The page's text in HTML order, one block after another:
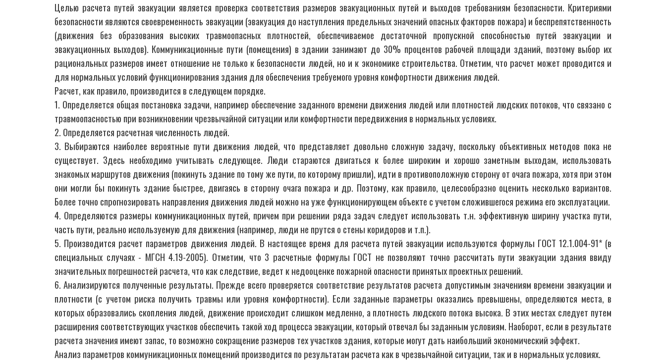
Целью расчета путей эвакуации является проверка соответствия размеров эвакуационных путей и выходов требованиям безопасности. Критериями
безопасности являются своевременность эвакуации (эвакуация до наступления предельных значений опасных факторов пожара) и беспрепятственность
(движения без образования высоких травмоопасных плотностей, обеспечиваемое достаточной пропускной способностью путей эвакуации и
эвакуационных выходов). Коммуникационные пути (помещения) в здании занимают до 30% процентов рабочей площади зданий, поэтому выбор их
рациональных размеров имеет отношение не только к безопасности людей, но и к экономике строительства. Отметим, что расчет может проводится и
для нормальных условий функционирования здания для обеспечения требуемого уровня комфортности движения людей.
Расчет, как правило, производится в следующем порядке.
1. Определяется общая постановка задачи, например обеспечение заданного времени движения людей или плотностей людских потоков, что связано с
травмоопасностью при возникновении чрезвычайной ситуации или комфортности передвижения в нормальных условиях.
2. Определяется расчетная численность людей.
3. Выбираются наиболее вероятные пути движения людей, что представляет довольно сложную задачу, поскольку объективных методов пока не
существует. Здесь необходимо учитывать следующее. Люди стараются двигаться к более широким и хорошо заметным выходам, использовать
знакомых маршрутов движения (покинуть здание по тому же пути, по которому пришли), идти в противоположную сторону от очага пожара, хотя при этом
они могли бы покинуть здание быстрее, двигаясь в сторону очага пожара и др. Поэтому, как правило, целесообразно оценить несколько вариантов.
Более точно спрогнозировать направления движения людей можно на уже функционирующем объекте с учетом сложившегося режима его эксплуатации.
4. Определяются размеры коммуникационных путей, причем при решении ряда задач следует использовать т.н. эффективную ширину участка пути,
часть пути, реально используемую для движения (например, люди не прутся о стены коридоров и т.п.).
5. Производится расчет параметров движения людей. В настоящее время для расчета путей эвакуации используются формулы ГОСТ 12.1.004-91* (в
специальных случаях - МГСН 4.19-2005). Отметим, что 3 расчетные формулы ГОСТ не позволяют точно рассчитать пути эвакуации здания ввиду
значительных погрешностей расчета, что как следствие, ведет к недооценке пожарной опасности принятых проектных решений.
6. Анализируются полученные результаты. Прежде всего проверяется соответствие результатов расчета допустимым значениям времени эвакуации и
плотности (с учетом риска получить травмы или уровня комфортности). Если заданные параметры оказались превышены, определяются места, в
которых образовались скопления людей, движение происходит слишком медленно, а плотность людского потока высока. В этих местах следует путем
расширения соответствующих участков обеспечить такой ход процесса эвакуации, который отвечал бы заданным условиям. Наоборот, если в результате
расчета значения имеют запас, то возможно сокращение размеров тех участков здания, которые могут дать наибольший экономический эффект.
Анализ параметров коммуникационных помещений производится по результатам расчета как в чрезвычайной ситуации, так и в нормальных условиях.